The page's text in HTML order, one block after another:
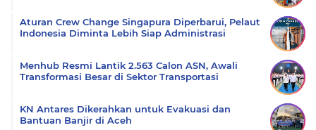
Aturan Crew Change Singapura Diperbarui, Pelaut
Indonesia Diminta Lebih Siap Administrasi
Menhub Resmi Lantik 2.563 Calon ASN, Awali
Transformasi Besar di Sektor Transportasi
KN Antares Dikerahkan untuk Evakuasi dan
Bantuan Banjir di Aceh